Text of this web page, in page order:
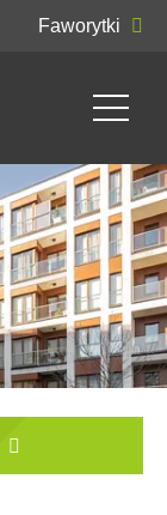
Faworytki